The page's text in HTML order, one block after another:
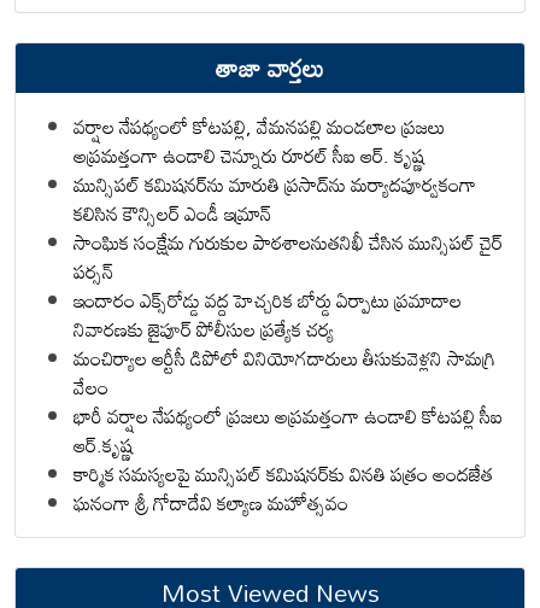
తాజా వార్తలు
వర్షాల నేపథ్యంలో కోటపల్లి, వేమనపల్లి మండలాల ప్రజలు
అప్రమత్తంగా ఉండాలి చెన్నూరు రూరల్ సీఐ ఆర్. కృష్ణ
మున్సిపల్ కమిషనర్‌ను మారుతి ప్రసాద్‌ను మర్యాదపూర్వకంగా
కలిసిన కౌన్సిలర్ ఎండీ ఇమ్రాన్ ​
సాంఘిక సంక్షేమ గురుకుల పాఠశాలనుతనిఖీ చేసిన మున్సిపల్ చైర్
పర్సన్
ఇందారం ఎక్స్‌రోడ్డు వద్ద హెచ్చరిక బోర్డు ఏర్పాటు ప్రమాదాల
నివారణకు జైపూర్ పోలీసుల ప్రత్యేక చర్య
మంచిర్యాల ఆర్టీసీ డిపోలో వినియోగదారులు తీసుకువెళ్లని సామగ్రి
వేలం
భారీ వర్షాల నేపథ్యంలో ప్రజలు అప్రమత్తంగా ఉండాలి కోటపల్లి సీఐ
ఆర్.కృష్ణ
కార్మిక సమస్యలపై మున్సిపల్ కమిషనర్‌కు వినతి పత్రం అందజేత
ఘనంగా శ్రీ గోదాదేవి కల్యాణ మహోత్సవం
Most Viewed News